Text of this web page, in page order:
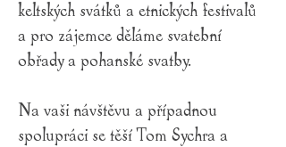
keltských svátků a etnických festivalů
a pro zájemce děláme svatební
obřady a pohanské svatby.
Na vaši návštěvu a případnou
spolupráci se těší Tom Sychra a